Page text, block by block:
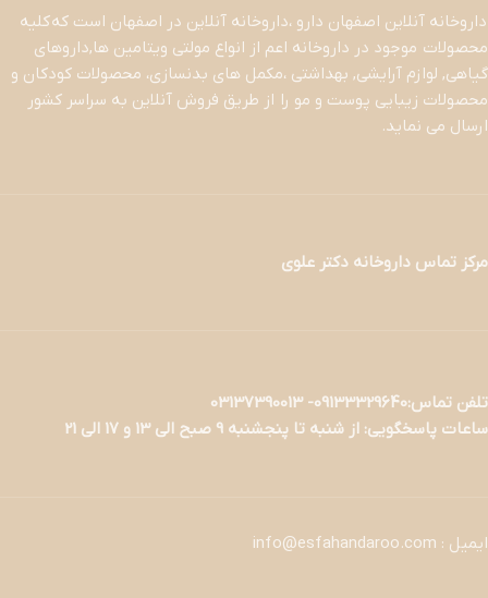
داروخانه آنلاین اصفهان دارو ،داروخانه آنلاین در اصفهان است که کلیه
محصولات موجود در داروخانه اعم از انواع مولتی ویتامین ها,داروهای
گیاهی, لوازم آرایشی, بهداشتی ،مکمل های بدنسازی، محصولات کودکان و
محصولات زیبایی پوست و مو را از طریق فروش آنلاین به سراسر کشور
ارسال می نماید.
مرکز تماس داروخانه دکتر علوی
تلفن تماس:09133329640- 03137390013
ساعات پاسخگویی: از شنبه تا پنجشنبه 9 صبح الی 13 و 17 الی 21
ایمیل : info@esfahandaroo.com